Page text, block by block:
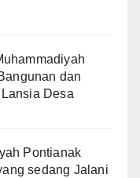
dan
Desa
Pontianak
sedang Jalani